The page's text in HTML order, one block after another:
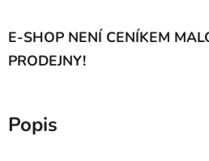
E-SHOP NENÍ CENÍKEM
PRODEJNY!
Popis